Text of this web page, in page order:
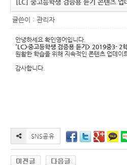
[LC] 중고등학생 검증용 듣기 콘텐츠 업
글쓴이 : 관리자
안녕하세요 확인영어입니다.
'LC>중고등학생 검증용 듣기> 2019중3- 2
원활한 학습을 위해 지속적인 콘텐츠 업데이
감사합니다.